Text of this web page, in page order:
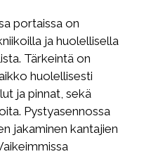
portaissa on
ja huolellisella
Tärkeintä on
huolellisesti
ja pinnat, sekä
Pystyasennossa
jakaminen kantajien